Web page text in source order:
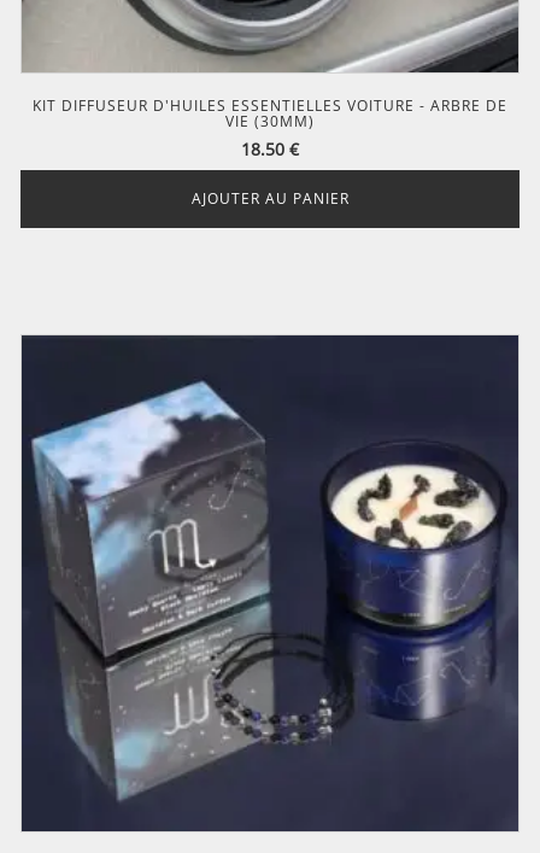
KIT DIFFUSEUR D'HUILES ESSENTIELLES VOITURE - ARBRE DE
VIE (30MM)
18.50 €
AJOUTER AU PANIER